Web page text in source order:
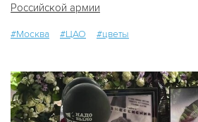
Российской армии
#Москва #ЦАО #цветы